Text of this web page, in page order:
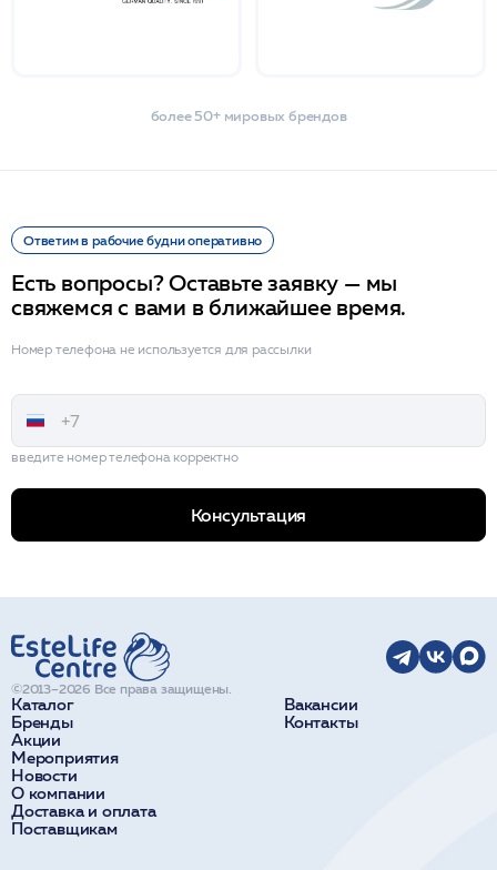
более 50+ мировых брендов
Ответим в рабочие будни оперативно
Есть вопросы? Оставьте заявку — мы
свяжемся с вами в ближайшее время.
Номер телефона не используется для рассылки
введите номер телефона корректно
Консультация
Каталог
Бренды
Акции
Мероприятия
Новости
О компании
Доставка и оплата
Поставщикам
Вакансии
Контакты
©2013–2026 Все права защищены.